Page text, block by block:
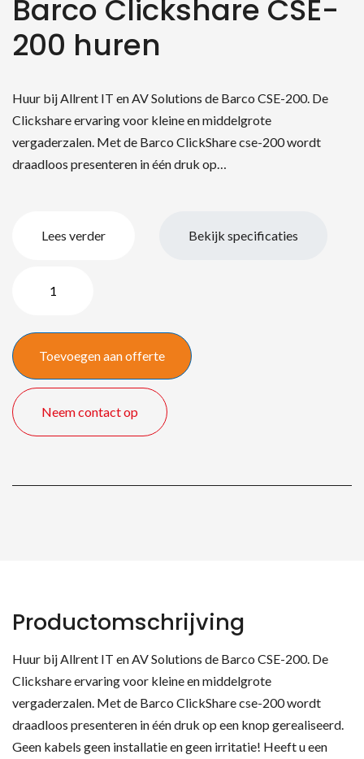
Barco Clickshare CSE-
200 huren
Huur bij Allrent IT en AV Solutions de Barco CSE-200. De
Clickshare ervaring voor kleine en middelgrote
vergaderzalen. Met de Barco ClickShare cse-200 wordt
draadloos presenteren in één druk op…
Lees verder Bekijk specificaties
Clickshare
200
aantal
Toevoegen aan offerte
Neem contact op
Productomschrijving
Huur bij Allrent IT en AV Solutions de Barco CSE-200. De
Clickshare ervaring voor kleine en middelgrote
vergaderzalen. Met de Barco ClickShare cse-200 wordt
draadloos presenteren in één druk op een knop gerealiseerd.
Geen kabels geen installatie en geen irritatie! Heeft u een